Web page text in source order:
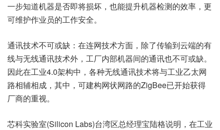
一步知道机器是否即将损坏，也能提升机器检测的效率，更
可维护作业员的工作安全。
通讯技术不可或缺：在连网技术方面，除了传输到云端的有
线与无线通讯技术外，工厂内部机器间的通讯也不可或缺。
因此在工业4.0架构中，各种无线通讯技术将与工业乙太网
路相辅相成，其中，可建构网状网路的ZigBee已开始获得
厂商的重视。
芯科实验室(Silicon Labs)台湾区总经理宝陆格说明，在工业